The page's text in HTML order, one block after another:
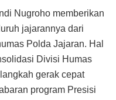
Nugroho memberikan
jajarannya dari
Polda Jajaran. Hal
Divisi Humas
gerak cepat
program Presisi